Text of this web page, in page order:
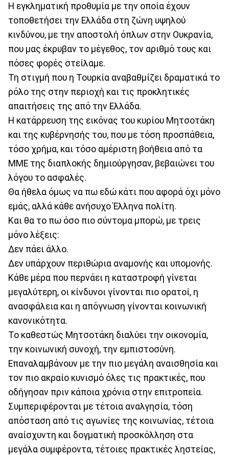
Η εγκληματική προθυμία με την οποία έχουν
τοποθετήσει την Ελλάδα στη ζώνη υψηλού
κινδύνου, με την αποστολή όπλων στην Ουκρανία,
που μας έκρυβαν το μέγεθος, τον αριθμό τους και
πόσες φορές στείλαμε.
Τη στιγμή που η Τουρκία αναβαθμίζει δραματικά το
ρόλο της στην περιοχή και τις προκλητικές
απαιτήσεις της από την Ελλάδα.
Η κατάρρευση της εικόνας του κυρίου Μητσοτάκη
και της κυβέρνησής του, που με τόση προσπάθεια,
τόσο χρήμα, και τόσο αμέριστη βοήθεια από τα
ΜΜΕ της διαπλοκής δημιούργησαν, βεβαιώνει του
λόγου το ασφαλές.
Θα ήθελα όμως να πω εδώ κάτι που αφορά όχι μόνο
εμάς, αλλά κάθε ανήσυχο Έλληνα πολίτη.
Και θα το πω όσο πιο σύντομα μπορώ, με τρεις
μόνο λέξεις:
Δεν πάει άλλο.
Δεν υπάρχουν περιθώρια αναμονής και υπομονής.
Κάθε μέρα που περνάει η καταστροφή γίνεται
μεγαλύτερη, οι κίνδυνοι γίνονται πιο ορατοί, η
ανασφάλεια και η απόγνωση γίνονται κοινωνική
κανονικότητα.
Το καθεστώς Μητσοτάκη διαλύει την οικονομία,
την κοινωνική συνοχή, την εμπιστοσύνη.
Επαναλαμβάνουν με την πιο μεγάλη αναισθησία και
τον πιο ακραίο κυνισμό όλες τις πρακτικές, που
οδήγησαν πριν κάποια χρόνια στην επιτροπεία.
Συμπεριφέρονται με τέτοια αναλγησία, τόση
απόσταση από τις αγωνίες της κοινωνίας, τέτοια
αναίσχυντη και δογματική προσκόλληση στα
μεγάλα συμφέροντα, τέτοιες πρακτικές ληστείας,